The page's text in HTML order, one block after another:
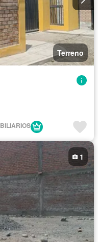
Terreno
1